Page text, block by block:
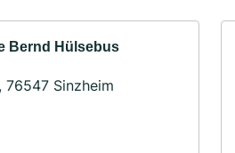
Bernd Hülsebus
76547 Sinzheim